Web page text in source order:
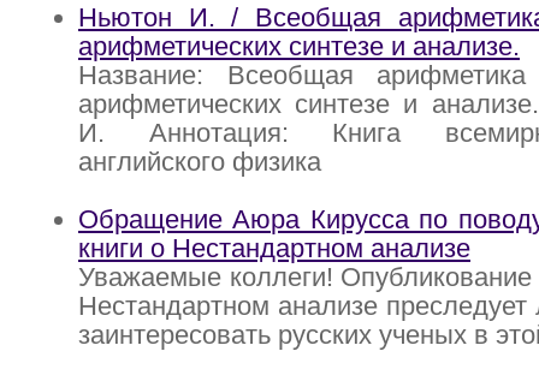
Ньютон И. / Всеобщая
арифметических синтезе и анализе.
Название: Всеобщая
арифметических синтезе и
И. Аннотация: Книга
английского физика
Обращение Аюра Кирусса по
книги о Нестандартном анализе
Уважаемые коллеги! Опубликование
Нестандартном анализе
заинтересовать русских ученых в